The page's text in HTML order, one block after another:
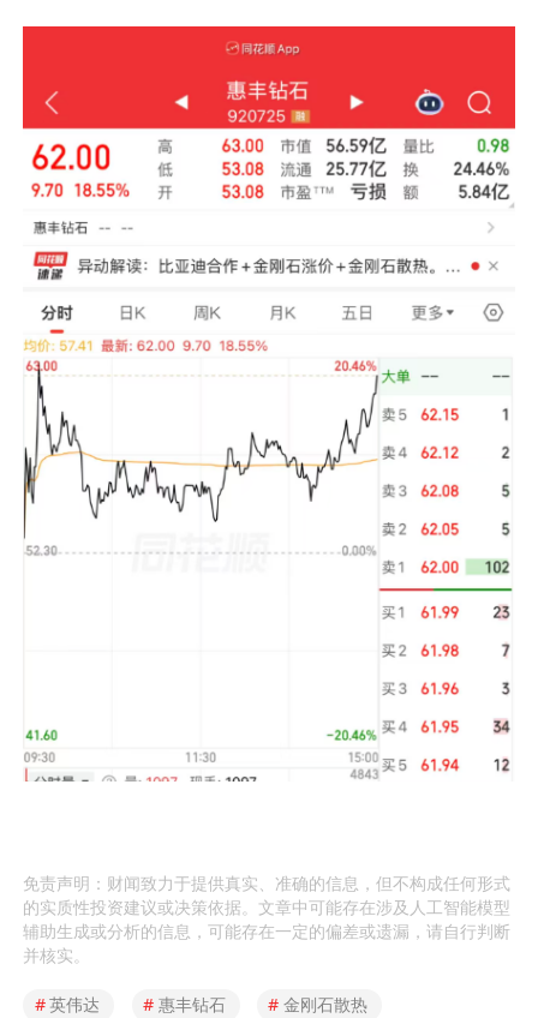
免责声明：财闻致力于提供真实、准确的信息，但不构成任何形式
的实质性投资建议或决策依据。文章中可能存在涉及人工智能模型
辅助生成或分析的信息，可能存在一定的偏差或遗漏，请自行判断
并核实。
#英伟达 # 惠丰钻石 # 金刚石散热